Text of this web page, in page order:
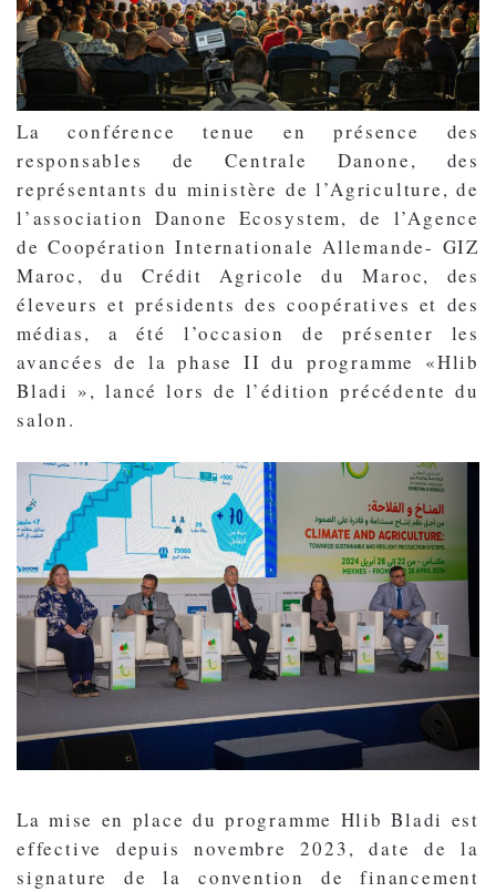
La conférence tenue en présence des
responsables de Centrale Danone, des
représentants du ministère de l’Agriculture, de
l’association Danone Ecosystem, de l’Agence
de Coopération Internationale Allemande- GIZ
Maroc, du Crédit Agricole du Maroc, des
éleveurs et présidents des coopératives et des
médias, a été l’occasion de présenter les
avancées de la phase II du programme «Hlib
Bladi », lancé lors de l’édition précédente du
salon.
La mise en place du programme Hlib Bladi est
effective depuis novembre 2023, date de la
signature de la convention de financement